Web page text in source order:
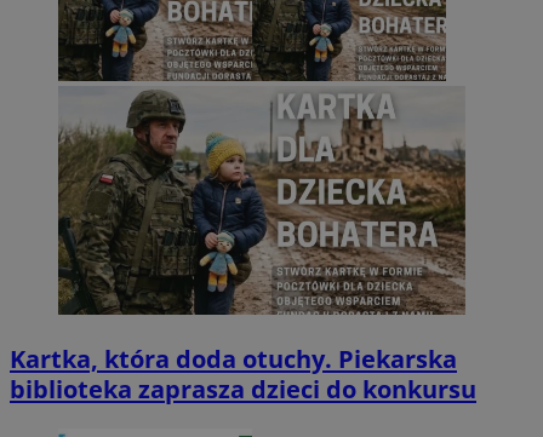
Kartka, która doda otuchy. Piekarska
biblioteka zaprasza dzieci do konkursu